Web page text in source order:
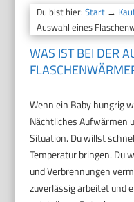
Du bist hier:Start →
Auswahl eines
WAS IST BEI DER
Wenn ein Baby hungrig
Nächtliches Aufwärmen
Situation. Du willst
Temperatur bringen. Du
und Verbrennungen
zuverlässig arbeitet und